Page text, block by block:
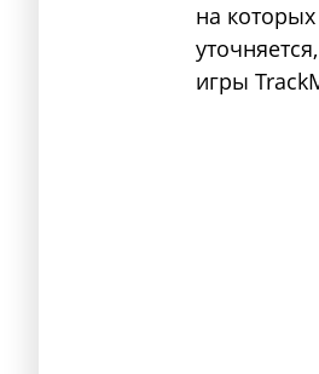
на
игры